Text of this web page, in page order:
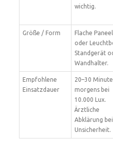
wichtig.
Größe / Form
Flache
oder
Standgerät
Wandhalter.
Empfohlene
Einsatzdauer
20–30
morgens bei
10.000 Lux.
Ärztliche
Abklärung bei
Unsicherheit.